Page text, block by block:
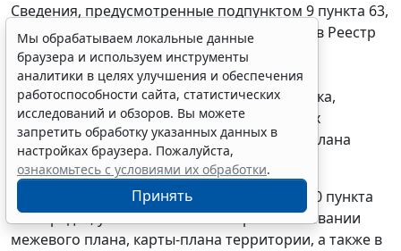
Сведения, предусмотренные подпунктом 9 пункта 63,
подпунктом 1 пункта 64 Порядка, вносятся в Реестр
также на основании протокола выявления
кадастровой ошибки в сведениях ГКН о
местоположении границ земельного участка,
содержащего новые значения подлежащих
изменению кадастровых сведений, карты-плана
территории.
Сведения, предусмотренные подпунктом 10 пункта
63 Порядка, указываются в Реестре на основании
межевого плана, карты-плана территории, а также в
Мы обрабатываем локальные данные
браузера и используем инструменты
аналитики в целях улучшения и обеспечения
работоспособности сайта, статистических
исследований и обзоров. Вы можете
запретить обработку указанных данных в
настройках браузера. Пожалуйста,
ознакомьтесь с условиями их обработки.
Принять